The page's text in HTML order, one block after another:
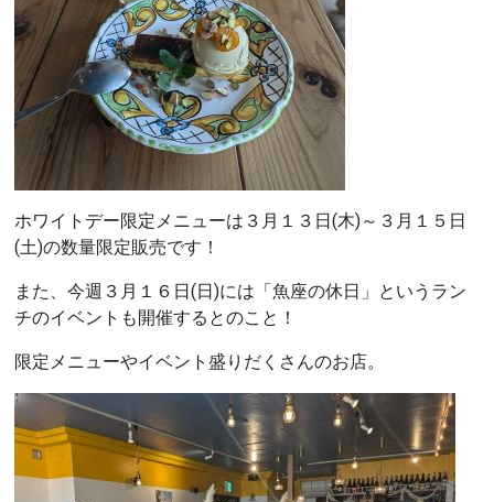
ホワイトデー限定メニューは３月１３日(木)～３月１５日
(土)の数量限定販売です！
また、今週３月１６日(日)には「魚座の休日」というラン
チのイベントも開催するとのこと！
限定メニューやイベント盛りだくさんのお店。